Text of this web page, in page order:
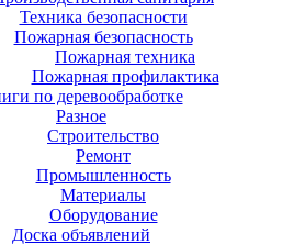
Техника безопасности
Пожарная безопасность
Пожарная техника
Пожарная профилактика
по деревообработке
Разное
Строительство
Ремонт
Промышленность
Материалы
Оборудование
Доска объявлений